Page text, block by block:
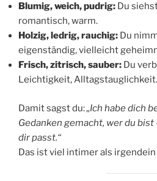
Blumig, weich, pudrig: Du
romantisch, warm.
Holzig, ledrig, rauchig: Du
eigenständig, vielleicht
Frisch, zitrisch, sauber: Du
Leichtigkeit, Alltagstauglichkeit.
Damit sagst du:„Ich habe dich
Gedanken gemacht, wer du
dir passt.“
Das ist viel intimer als